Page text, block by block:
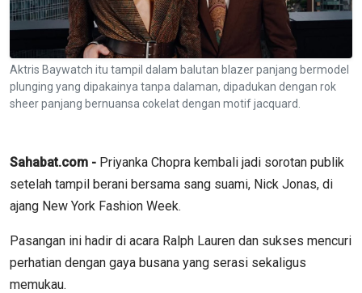
Aktris Baywatch itu tampil dalam balutan blazer panjang bermodel
plunging yang dipakainya tanpa dalaman, dipadukan dengan rok
sheer panjang bernuansa cokelat dengan motif jacquard.
Sahabat.com - Priyanka Chopra kembali jadi sorotan publik
setelah tampil berani bersama sang suami, Nick Jonas, di
ajang New York Fashion Week.
Pasangan ini hadir di acara Ralph Lauren dan sukses mencuri
perhatian dengan gaya busana yang serasi sekaligus
memukau.